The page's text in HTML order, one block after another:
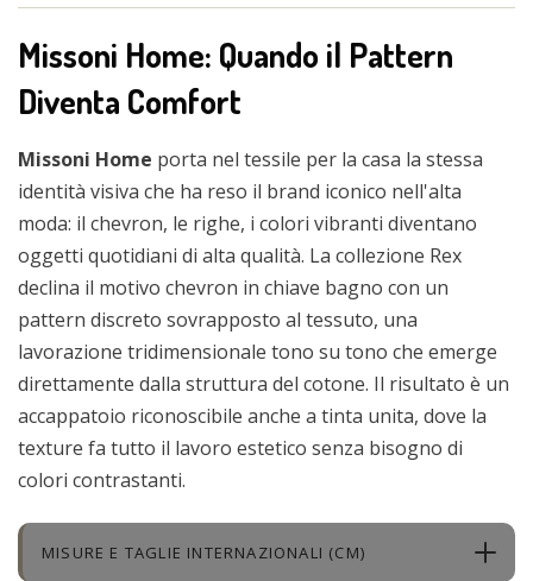
Missoni Home: Quando il Pattern
Diventa Comfort
Missoni Home porta nel tessile per la casa la stessa
identità visiva che ha reso il brand iconico nell'alta
moda: il chevron, le righe, i colori vibranti diventano
oggetti quotidiani di alta qualità. La collezione Rex
declina il motivo chevron in chiave bagno con un
pattern discreto sovrapposto al tessuto, una
lavorazione tridimensionale tono su tono che emerge
direttamente dalla struttura del cotone. Il risultato è un
accappatoio riconoscibile anche a tinta unita, dove la
texture fa tutto il lavoro estetico senza bisogno di
colori contrastanti.
MISURE E TAGLIE INTERNAZIONALI (CM)